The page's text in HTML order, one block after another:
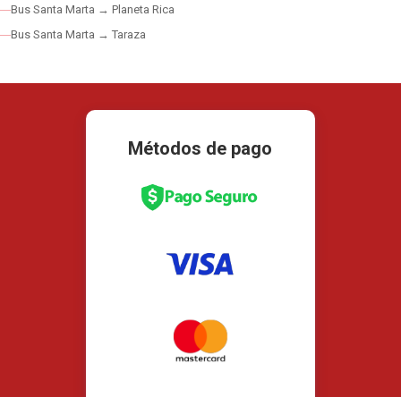
Bus Santa Marta → Planeta Rica
Bus Santa Marta → Taraza
Métodos de pago